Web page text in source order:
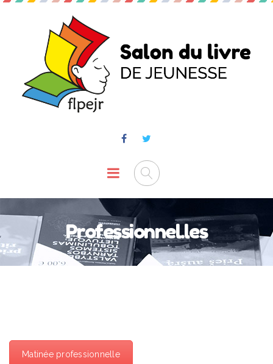
Professionnel.les
Matinée professionnelle